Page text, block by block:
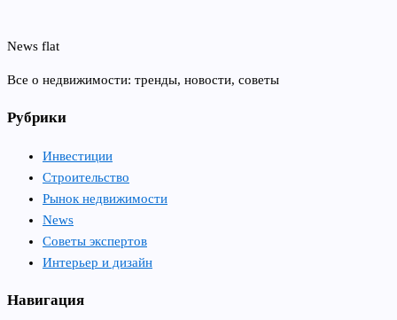
News flat
Все о недвижимости: тренды, новости, советы
Рубрики
Инвестиции
Строительство
Рынок недвижимости
News
Советы экспертов
Интерьер и дизайн
Навигация